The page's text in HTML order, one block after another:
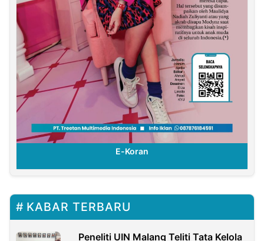
E-Koran
KABAR TERBARU
Peneliti UIN Malang Teliti Tata Kelola